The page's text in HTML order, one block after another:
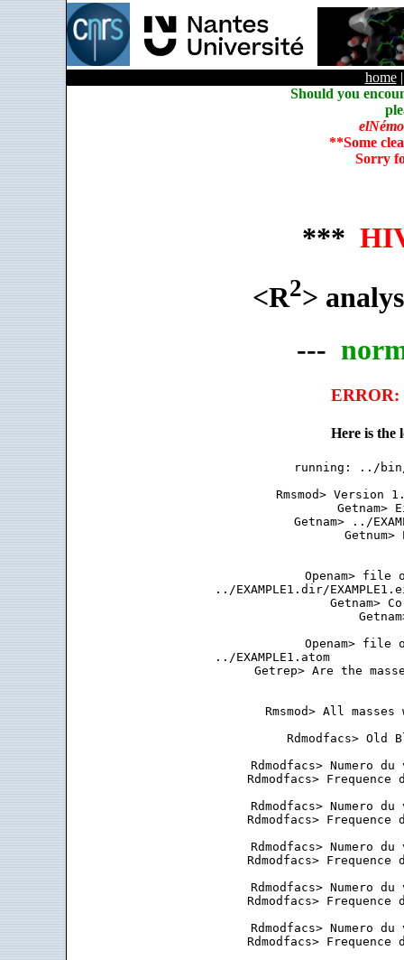
home
Should you
elNémo
**Some
Sorry
***
<R2>
---
ERROR:
Here is the
running: ../bin/
Rmsmod>
Getnam>
Getnam> ../
Openam>
../
Getnam>
Openam>
../
Getrep> Are the
Rmsmod> All
Rdmodfacs>
Rdmodfacs> Numero
Rdmodfacs>
Rdmodfacs> Numero
Rdmodfacs>
Rdmodfacs> Numero
Rdmodfacs>
Rdmodfacs> Numero
Rdmodfacs>
Rdmodfacs> Numero
Rdmodfacs>